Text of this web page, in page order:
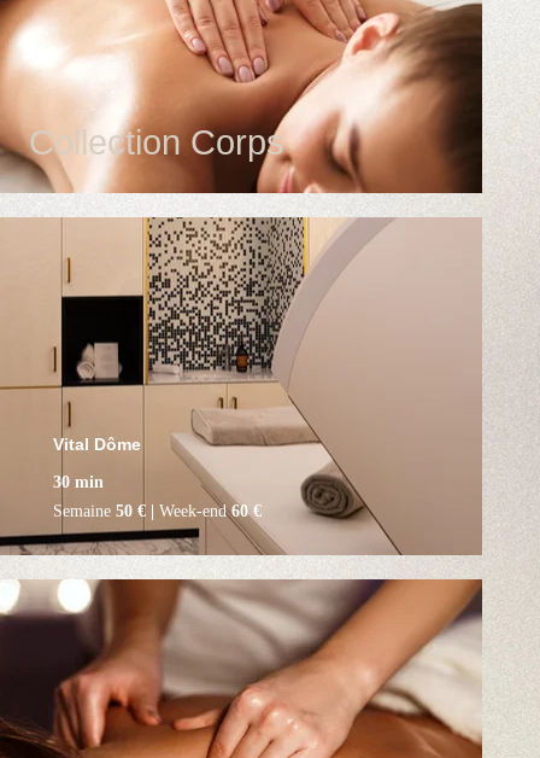
Collection Corps
Vital Dôme
30 min
Semaine 50 € | Week-end60 €
Rituel signature sur mesure